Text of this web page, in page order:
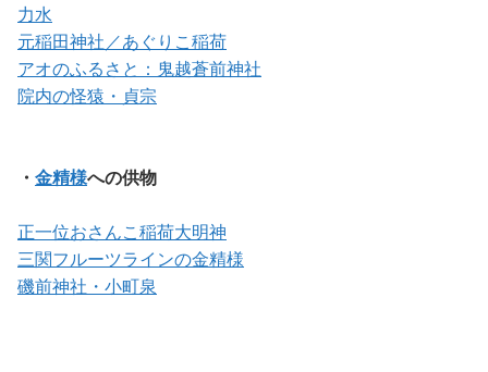
力水
元稲田神社／あぐりこ稲荷
アオのふるさと：鬼越蒼前神社
院内の怪猿・貞宗
・ 金精様への供物
正一位おさんこ稲荷大明神
三関フルーツラインの金精様
磯前神社・小町泉